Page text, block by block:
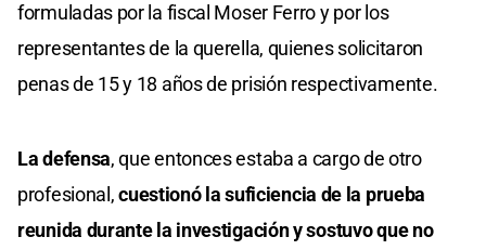
formuladas por la fiscal Moser Ferro y por los
representantes de la querella, quienes solicitaron
penas de 15 y 18 años de prisión respectivamente.
La defensa, que entonces estaba a cargo de otro
profesional,cuestionó la suficiencia de la prueba
reunida durante la investigación y sostuvo que no